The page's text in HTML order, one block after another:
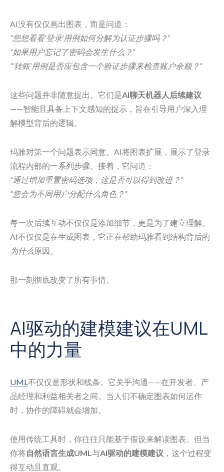
AI没有仅仅画出图表，而是问道：
“您想看看‘登录’用例如何分解为认证步骤吗？”
“如果用户忘记了密码会发生什么？”
“‘转账’用例是否应包含一个验证步骤来检查账户余额？”
这些问题并非随意提出。它们是AI聊天机器人后续建议
——智能且具备上下文感知的提示，旨在引导用户深入理
解模型背后的逻辑。
玛雅对第一个问题表示同意。AI将图表扩展，展示了登录
流程内部的一系列步骤。接着，它问道：
“通过增加重置密码选项，这是否可以得到改进？”
“您会为不同用户分配什么角色？”
每一次后续互动不仅仅是添加细节，更是为了建立理解。
AI不仅仅是在生成图表，它正在帮助玛雅看到结构背后的
为什么原因。
那一刻彻底改变了所有事情。
AI驱动的建模建议在UML
中的力量
UML不仅仅是形状和线条。它关乎沟通——在开发者、产
品经理和利益相关者之间。当人们不确定图表如何运作
时，协作的障碍就会增加。
使用传统工具时，你往往只能基于假设来解读图表。但当
你将自然语言生成UML与AI驱动的建模建议 ，这个过程变
得互动且直观。